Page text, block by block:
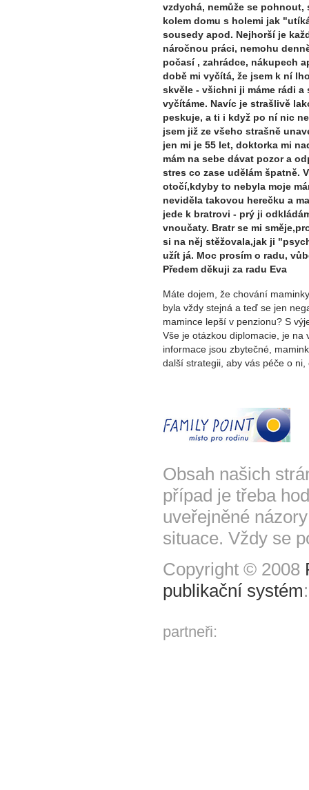
vzdychá, nemůže se
kolem domu s holemi jak
sousedy apod. Nejhorší je
náročnou práci, nemohu
počasí , zahrádce, nákupech
době mi vyčítá, že jsem k ní
skvěle - všichni ji máme rádi a
vyčítáme. Navíc je strašlivě
peskuje, a ti i když po ní nic
jsem již ze všeho strašně
jen mi je 55 let, doktorka mi
mám na sebe dávat pozor a
stres co zase udělám špatně.
otočí,kdyby to nebyla moje
neviděla takovou herečku a
jede k bratrovi - prý ji
vnoučaty. Bratr se mi
si na něj stěžovala,jak ji
užít já. Moc prosím o radu,
Předem děkuji za radu Eva
Máte dojem, že chování
byla vždy stejná a teď se jen
mamince lepší v penzionu? S
Vše je otázkou diplomacie, je
informace jsou zbytečné,
další strategii, aby vás péče o
Obsah našich
případ je třeba
uveřejněné
situace. Vždy se
Copyright © 2008
publikační systém
partneři: